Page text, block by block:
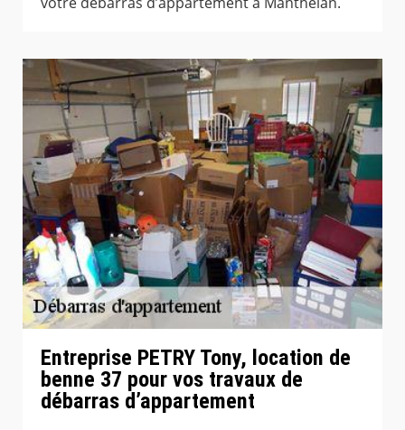
Entreprise PETRY Tony, location de
benne 37 pour vos travaux de
débarras d’appartement